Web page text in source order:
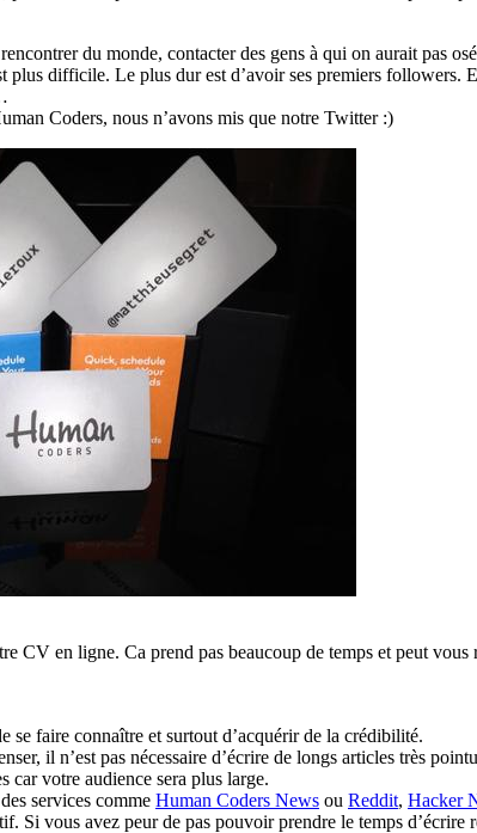
du monde, contacter des gens à qui on aurait pas
plus difficile. Le plus dur est d’avoir ses premiers
Coders, nous n’avons mis que notre Twitter :)
CV en ligne. Ca prend pas beaucoup de temps et peut
se faire connaître et surtout d’acquérir de la crédibilité.
il n’est pas nécessaire d’écrire de longs articles très
car votre audience sera plus large.
services comme Human Coders News ou Reddit, Hacker
Si vous avez peur de pas pouvoir prendre le temps